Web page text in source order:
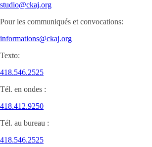
studio@ckaj.org
Pour les communiqués et convocations:
informations@ckaj.org
Texto:
418.546.2525
Tél. en ondes :
418.412.9250
Tél. au bureau :
418.546.2525